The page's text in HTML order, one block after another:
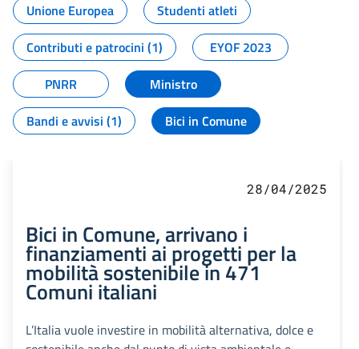
Unione Europea
Studenti atleti
Contributi e patrocini (1)
EYOF 2023
PNRR
Ministro
Bandi e avvisi (1)
Bici in Comune
28/04/2025
Bici in Comune, arrivano i
finanziamenti ai progetti per la
mobilità sostenibile in 471
Comuni italiani
L’Italia vuole investire in mobilità alternativa, dolce e